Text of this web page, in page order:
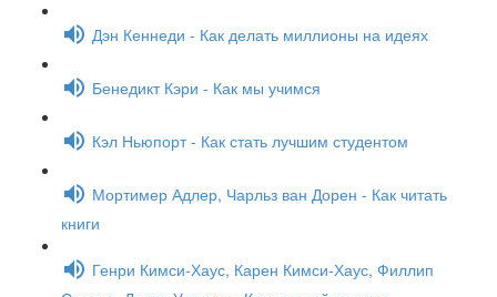
Дэн Кеннеди - Как делать миллионы на идеях
Бенедикт Кэри - Как мы учимся
Кэл Ньюпорт - Как стать лучшим студентом
Мортимер Адлер, Чарльз ван Дорен - Как читать
книги
Генри Кимси-Хаус, Карен Кимси-Хаус, Филлип